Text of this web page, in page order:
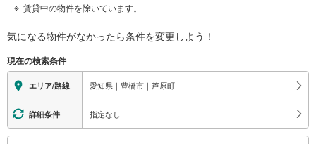
賃貸中の物件を除いています。
気になる物件がなかったら条件を変更しよう！
現在の検索条件
エリア/路線 愛知県｜豊橋市｜芦原町
詳細条件 指定なし